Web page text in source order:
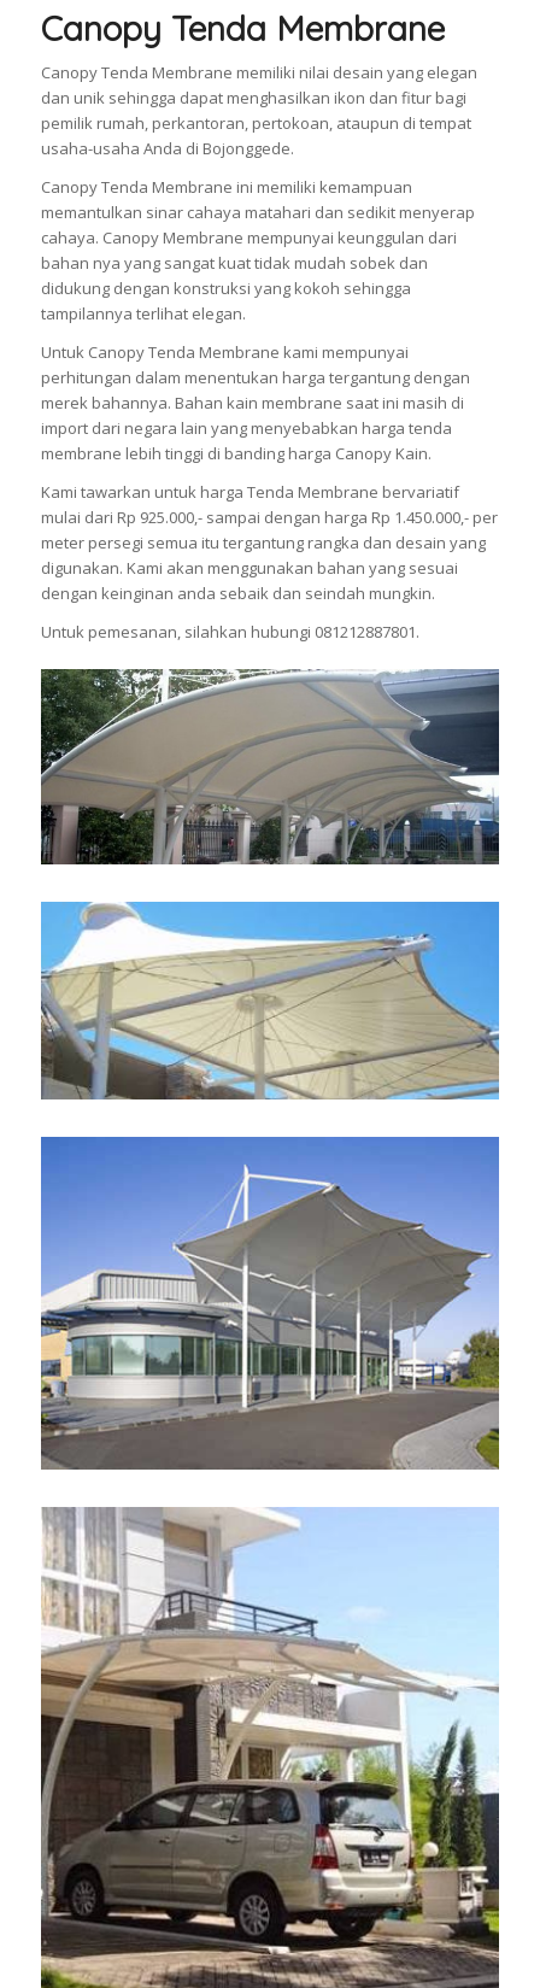
Canopy Tenda Membrane
Canopy Tenda Membrane memiliki nilai desain yang elegan
dan unik sehingga dapat menghasilkan ikon dan fitur bagi
pemilik rumah, perkantoran, pertokoan, ataupun di tempat
usaha-usaha Anda di Bojonggede.
Canopy Tenda Membrane ini memiliki kemampuan
memantulkan sinar cahaya matahari dan sedikit menyerap
cahaya. Canopy Membrane mempunyai keunggulan dari
bahan nya yang sangat kuat tidak mudah sobek dan
didukung dengan konstruksi yang kokoh sehingga
tampilannya terlihat elegan.
Untuk Canopy Tenda Membrane kami mempunyai
perhitungan dalam menentukan harga tergantung dengan
merek bahannya. Bahan kain membrane saat ini masih di
import dari negara lain yang menyebabkan harga tenda
membrane lebih tinggi di banding harga Canopy Kain.
Kami tawarkan untuk harga Tenda Membrane bervariatif
mulai dari Rp 925.000,- sampai dengan harga Rp 1.450.000,- per
meter persegi semua itu tergantung rangka dan desain yang
digunakan. Kami akan menggunakan bahan yang sesuai
dengan keinginan anda sebaik dan seindah mungkin.
Untuk pemesanan, silahkan hubungi 081212887801.